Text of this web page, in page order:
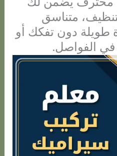
متناسق
طويلة دون تفكك أو
الفواصل.